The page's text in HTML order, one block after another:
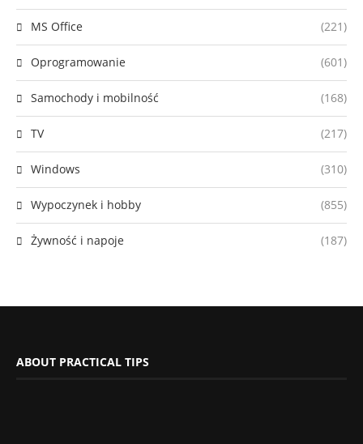
MS Office (221)
Oprogramowanie (601)
Samochody i mobilność (168)
TV (217)
Windows (310)
Wypoczynek i hobby (855)
Żywność i napoje (187)
ABOUT PRACTICAL TIPS